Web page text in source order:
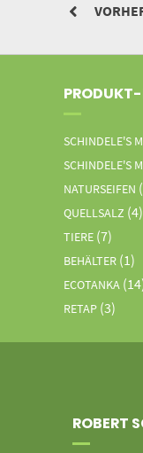
SCHINDELE'S
SCHINDELE'S
NATURSEIFEN
QUELLSALZ (4)
TIERE (7)
BEHÄLTER (1)
ECOTANKA
RETAP (3)
ROBERT